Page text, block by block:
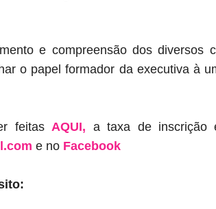
e compreensão dos diversos
o papel formador da executiva à
feitas AQUI, a taxa de inscrição
e no Facebook